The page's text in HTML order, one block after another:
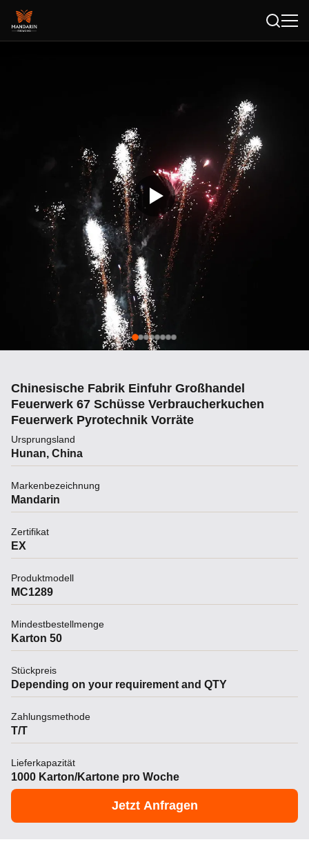
Chinesische Fabrik Einfuhr Großhandel
Feuerwerk 67 Schüsse Verbraucherkuchen
Feuerwerk Pyrotechnik Vorräte
Ursprungsland
Hunan, China
Markenbezeichnung
Mandarin
Zertifikat
EX
Produktmodell
MC1289
Mindestbestellmenge
Karton 50
Stückpreis
Depending on your requirement and QTY
Zahlungsmethode
T/T
Lieferkapazität
1000 Karton/Kartone pro Woche
Jetzt Anfragen